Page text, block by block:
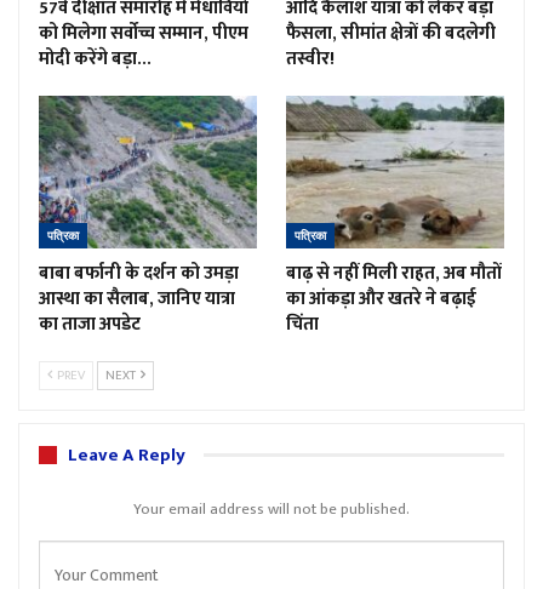
57वें दीक्षांत समारोह में मेधावियों
को मिलेगा सर्वोच्च सम्मान, पीएम
मोदी करेंगे बड़ा…
आदि कैलाश यात्रा को लेकर बड़ा
फैसला, सीमांत क्षेत्रों की बदलेगी
तस्वीर!
पत्रिका
बाबा बर्फानी के दर्शन को उमड़ा
आस्था का सैलाब, जानिए यात्रा
का ताजा अपडेट
पत्रिका
बाढ़ से नहीं मिली राहत, अब मौतों
का आंकड़ा और खतरे ने बढ़ाई
चिंता
PREV NEXT
Leave A Reply
Your email address will not be published.